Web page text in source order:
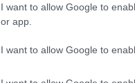
I want to allow Google to
or app.
I want to allow Google to